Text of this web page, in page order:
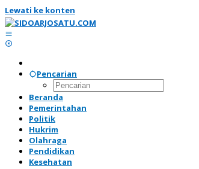
Lewati ke konten
Pencarian
Beranda
Pemerintahan
Politik
Hukrim
Olahraga
Pendidikan
Kesehatan